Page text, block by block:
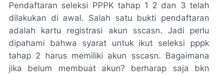
Pendaftaran seleksi PPPK tahap 1 2 dan 3 telah
dilakukan di awal. Salah satu bukti pendaftaran
adalah kartu registrasi akun sscasn. Jadi perlu
dipahami bahwa syarat untuk ikut seleksi pppk
tahap 2 harus memiliki akun sscasn. Bagaimana
jika belum membuat akun? berharap saja bkn